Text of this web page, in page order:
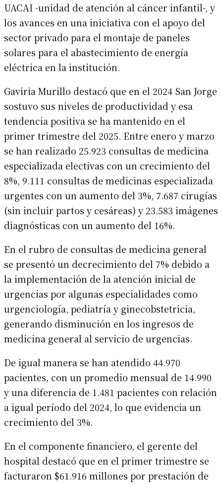
UACAI -unidad de atención al cáncer infantil-, y
los avances en una iniciativa con el apoyo del
sector privado para el montaje de paneles
solares para el abastecimiento de energía
eléctrica en la institución.
Gaviria Murillo destacó que en el 2024 San Jorge
sostuvo sus niveles de productividad y esa
tendencia positiva se ha mantenido en el
primer trimestre del 2025. Entre enero y marzo
se han realizado 25.923 consultas de medicina
especializada electivas con un crecimiento del
8%, 9.111 consultas de medicinas especializada
urgentes con un aumento del 3%, 7.687 cirugías
(sin incluir partos y cesáreas) y 23.583 imágenes
diagnósticas con un aumento del 16%.
En el rubro de consultas de medicina general
se presentó un decrecimiento del 7% debido a
la implementación de la atención inicial de
urgencias por algunas especialidades como
urgenciología, pediatría y ginecobstetricia,
generando disminución en los ingresos de
medicina general al servicio de urgencias.
De igual manera se han atendido 44.970
pacientes, con un promedio mensual de 14.990
y una diferencia de 1.481 pacientes con relación
a igual período del 2024, lo que evidencia un
crecimiento del 3%.
En el componente financiero, el gerente del
hospital destacó que en el primer trimestre se
facturaron $61.916 millones por prestación de